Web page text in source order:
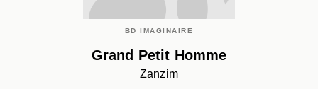
BD IMAGINAIRE
Grand Petit Homme
Zanzim